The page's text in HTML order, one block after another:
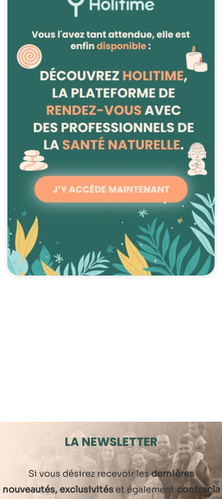
LA NEWSLETTER
Si vous désirez recevoir lesdernières
nouveautés, exclusivitéset également contrer la